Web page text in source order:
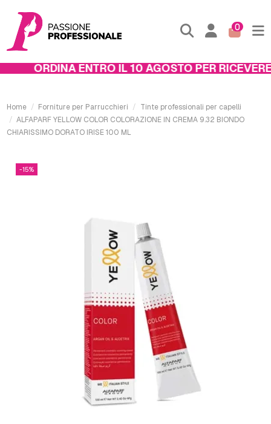
0
ORDINA ENTRO IL 10 AGOSTO PER
Home Forniture per Parrucchieri
Tinte professionali per capelli
ALFAPARF YELLOW COLOR COLORAZIONE IN CREMA 9.32 BIONDO
CHIARISSIMO DORATO IRISE 100 ML
-15%